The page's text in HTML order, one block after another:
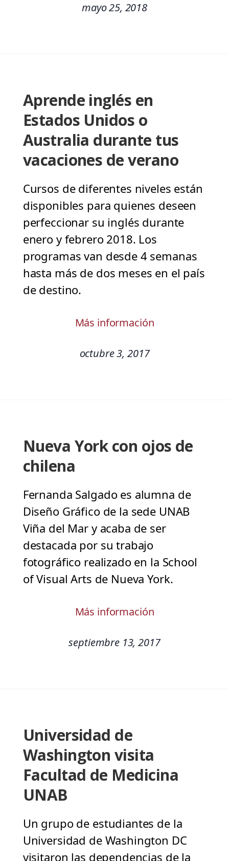
mayo 25, 2018
Aprende inglés en
Estados Unidos o
Australia durante tus
vacaciones de verano
Cursos de diferentes niveles están
disponibles para quienes deseen
perfeccionar su inglés durante
enero y febrero 2018. Los
programas van desde 4 semanas
hasta más de dos meses en el país
de destino.
Más información
octubre 3, 2017
Nueva York con ojos de
chilena
Fernanda Salgado es alumna de
Diseño Gráfico de la sede UNAB
Viña del Mar y acaba de ser
destacada por su trabajo
fotográfico realizado en la School
of Visual Arts de Nueva York.
Más información
septiembre 13, 2017
Universidad de
Washington visita
Facultad de Medicina
UNAB
Un grupo de estudiantes de la
Universidad de Washington DC
visitaron las dependencias de la